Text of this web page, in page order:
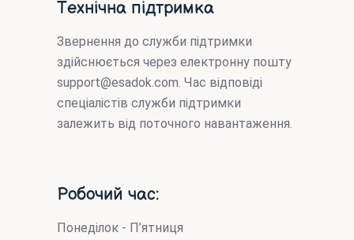
Технічна підтримка
Звернення до служби підтримки
здійснюється через електронну пошту
support@esadok.com. Час відповіді
спеціалістів служби підтримки
залежить від поточного навантаження.
Робочий час:
Понеділок - П’ятниця